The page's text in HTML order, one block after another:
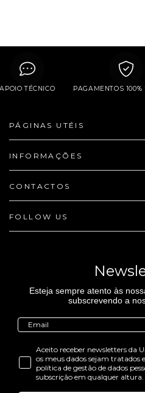
APOIO TÉCNICO PAGAMENTOS
PÁGINAS UTÉIS
INFORMAÇÕES
CONTACTOS
FOLLOW US
Esteja sempre atento às
subscrevendo a
Aceito receber newsletters da
os meus dados sejam
política de gestão de dados
subscrição em qualquer altura.